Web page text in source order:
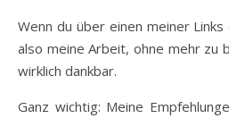
Wenn du über einen meiner
also meine Arbeit, ohne mehr zu
wirklich dankbar.
Ganz wichtig: Meine